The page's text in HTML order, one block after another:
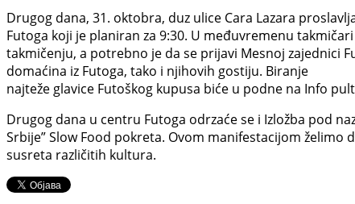
Drugog dana, 31. oktobra, duz ulice Cara Lazara
Futoga koji je planiran za 9:30. U međuvremenu
takmičenju, a potrebno je da se prijavi Mesnoj zajednici
domaćina iz Futoga, tako i njihovih gostiju. Biranje
najteže glavice Futoškog kupusa biće u podne na Info
Drugog dana u centru Futoga odrzaće se i Izložba pod
Srbije” Slow Food pokreta. Ovom manifestacijom
susreta različitih kultura.